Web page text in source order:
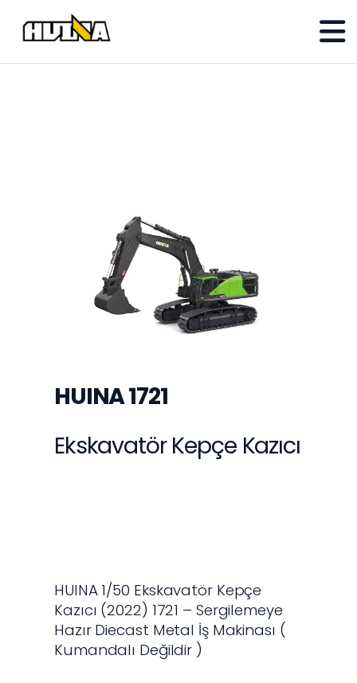
✓ Resmi Huina Distribütörü
✓ Oyuncakhobi iştiraki
Yedek Parça
Huina yedek parçalar
Online Mağaza
HUINA 1721
Ekskavatör Kepçe Kazıcı
HUINA 1/50 Ekskavatör Kepçe
Kazıcı (2022) 1721 – Sergilemeye
Hazır Diecast Metal İş Makinası (
Kumandalı Değildir )